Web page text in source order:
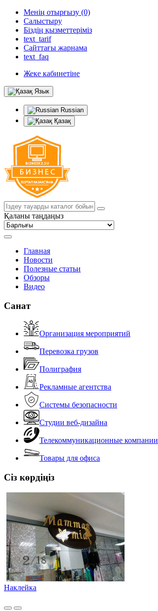
Менің отырғызу (0)
Салыстыру
Біздің қызметтеріміз
text_tarif
Сайттағы жарнама
text_faq
Жеке кабинетіне
Язык
Russian
Қазақ
Қаланы таңдаңыз
Главная
Новости
Полезные статьи
Обзоры
Видео
Санат
Организация мероприятий
Перевозка грузов
Полиграфия
Рекламные агентства
Системы безопасности
Студии веб-дизайна
Телекоммуникационные компании
Товары для офиса
Сіз көрдіңіз
Наклейка